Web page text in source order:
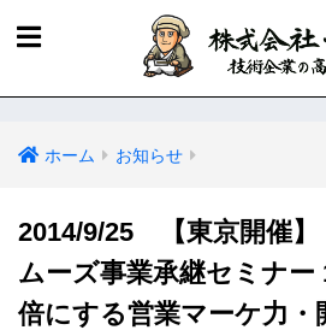
ホーム お知らせ
2014/9/25 【東京開催
ムーズ事業承継セミナー
倍にする営業マーケ力・